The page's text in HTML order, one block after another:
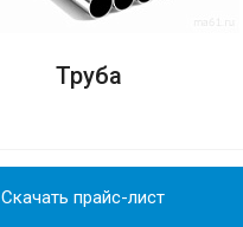
Труба
Скачать прайс-лист